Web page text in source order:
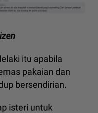
itu apabila
pakaian dan
bersendirian.
isteri untuk